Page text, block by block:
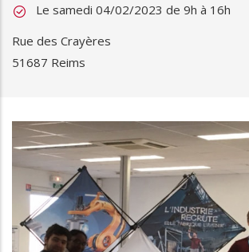
Le samedi 04/02/2023 de 9h à 16h
Rue des Crayères
51687 Reims